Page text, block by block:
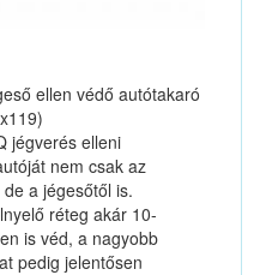
ellen védő autótakaró
jégverés elleni
nem csak az
a jégesőtől is.
réteg akár 10-
is véd, a nagyobb
pedig jelentősen